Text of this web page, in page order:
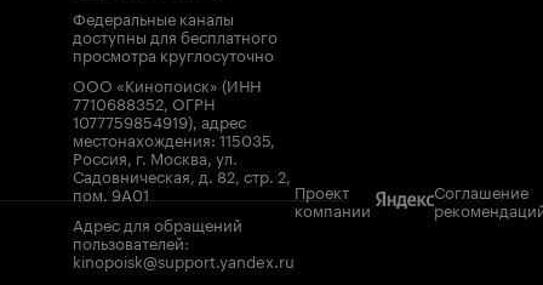
Федеральные каналы
доступны для бесплатного
просмотра круглосуточно
ООО «Кинопоиск» (ИНН
7710688352, ОГРН
1077759854919), адрес
местонахождения: 115035,
Россия, г. Москва, ул.
Садовническая, д. 82, стр. 2,
пом. 9А01
Адрес для обращений
пользователей:
kinopoisk@support.yandex.ru
Проект
компании
Соглашение